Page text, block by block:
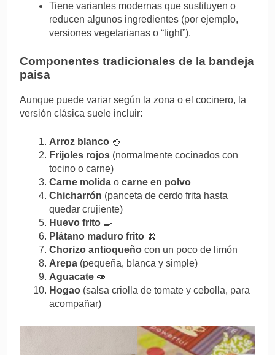
Tiene variantes modernas que sustituyen o
reducen algunos ingredientes (por ejemplo,
versiones vegetarianas o “light”).
Componentes tradicionales de la bandeja
paisa
Aunque puede variar según la zona o el cocinero, la
versión clásica suele incluir:
Arroz blanco 🍚
Frijoles rojos (normalmente cocinados con
tocino o carne)
Carne molida o carne en polvo
Chicharrón (panceta de cerdo frita hasta
quedar crujiente)
Huevo frito 🍳
Plátano maduro frito 🍌
Chorizo antioqueño con un poco de limón
Arepa (pequeña, blanca y simple)
Aguacate 🥑
Hogao (salsa criolla de tomate y cebolla, para
acompañar)